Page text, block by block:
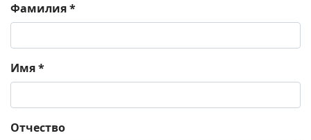
Фамилия*
Имя*
Отчество